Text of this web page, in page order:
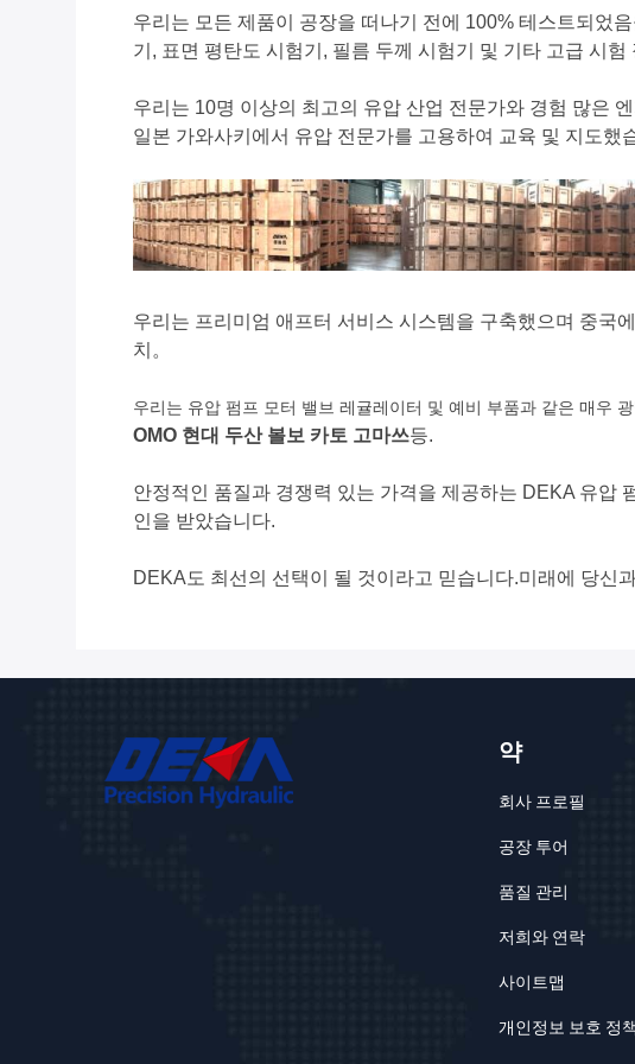
우리는 모든 제품이 공장을 떠나기 전에 100% 테스트되었
기, 표면 평탄도 시험기, 필름 두께 시험기 및 기타 고급 시
우리는 10명 이상의 최고의 유압 산업 전문가와 경험 많은
일본 가와사키에서 유압 전문가를 고용하여 교육 및 지도했
우리는 프리미엄 애프터 서비스 시스템을 구축했으며 중국
치。
우리는 유압 펌프 모터 밸브 레귤레이터 및 예비 부품과 같은 매우
OMO 현대 두산 볼보 카토 고마쓰등.
안정적인 품질과 경쟁력 있는 가격을 제공하는 DEKA 유압
인을 받았습니다.
DEKA도 최선의 선택이 될 것이라고 믿습니다.미래에 당신
약
회사 프로필
공장 투어
품질 관리
저희와 연락
사이트맵
개인정보 보호 정책